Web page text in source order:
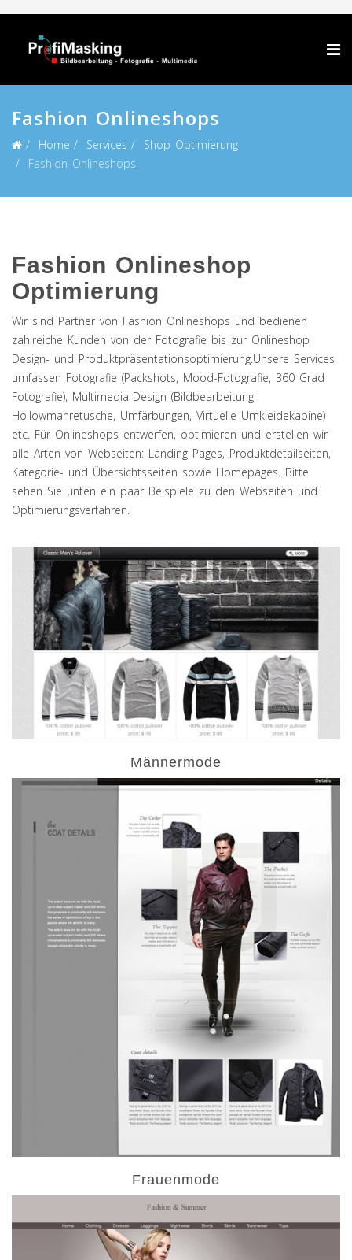
Fashion Onlineshops
Home Services
Shop Optimierung
Fashion Onlineshops
Fashion Onlineshop
Optimierung
Wir sind Partner von Fashion Onlineshops und bedienen
zahlreiche Kunden von der Fotografie bis zur Onlineshop
Design- und Produktpräsentationsoptimierung.Unsere Services
umfassen Fotografie (Packshots, Mood-Fotografie, 360 Grad
Fotografie), Multimedia-Design (Bildbearbeitung,
Hollowmanretusche, Umfärbungen, Virtuelle Umkleidekabine)
etc. Für Onlineshops entwerfen, optimieren und erstellen wir
alle Arten von Webseiten: Landing Pages, Produktdetailseiten,
Kategorie- und Übersichtsseiten sowie Homepages. Bitte
sehen Sie unten ein paar Beispiele zu den Webseiten und
Optimierungsverfahren.
Männermode
Frauenmode